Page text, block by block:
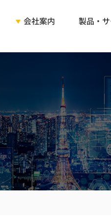
会社案内
企業理念
製品・